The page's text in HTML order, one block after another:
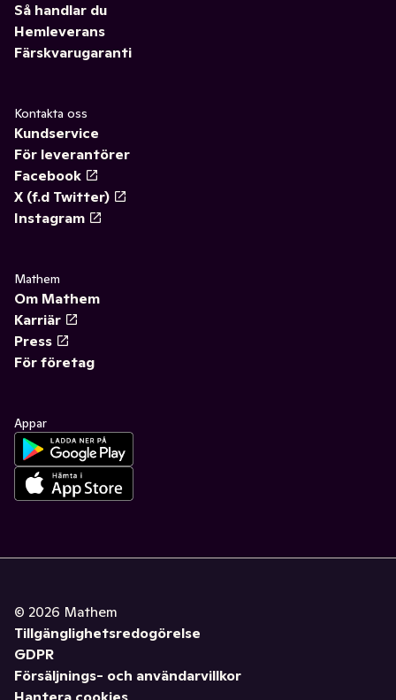
Så handlar du
Hemleverans
Färskvarugaranti
Kontakta oss
Kundservice
För leverantörer
Facebook
X (f.d Twitter)
Instagram
Mathem
Om Mathem
Karriär
Press
För företag
Appar
© 2026 Mathem
Tillgänglighetsredogörelse
GDPR
Försäljnings- och användarvillkor